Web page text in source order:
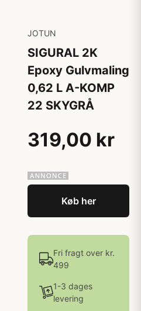
JOTUN
SIGURAL 2K
Epoxy Gulvmaling
0,62 L A-KOMP
22 SKYGRÅ
319,00 kr
Køb her
Fri fragt over kr.
499
1-3 dages
levering